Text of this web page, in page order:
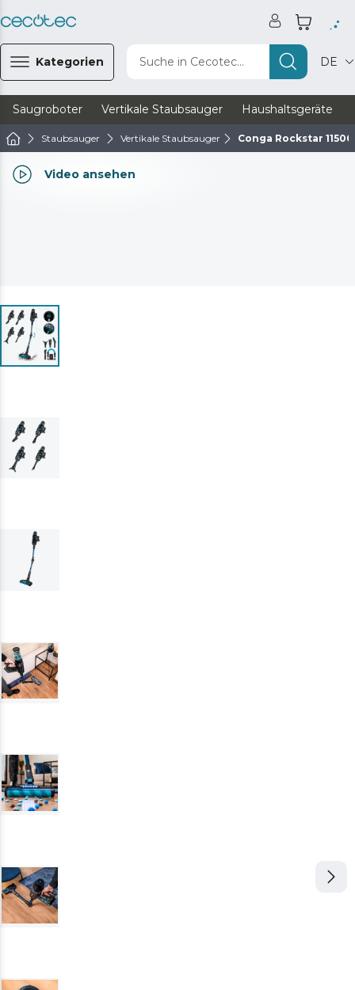
Kategorien Suche in Cecotec... DE
Saugroboter Vertikale Staubsauger Haushaltsgeräte
Staubsauger Vertikale Staubsauger Conga Rockstar
Video ansehen